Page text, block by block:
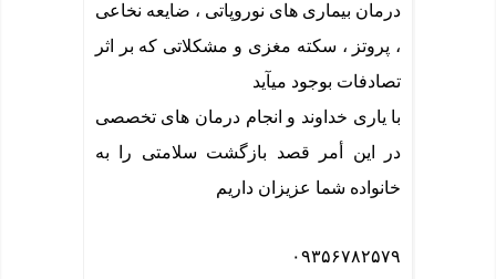
درمان بیماری های نوروپاتی ، ضایعه نخاعی
، پروتز ، سکته مغزی و مشکلاتی که بر اثر
تصادفات بوجود میآید
با یاری خداوند و انجام درمان های تخصصی
در این أمر قصد بازگشت سلامتی را به
خانواده شما عزیزان داریم
۰۹۳۵۶۷۸۲۵۷۹